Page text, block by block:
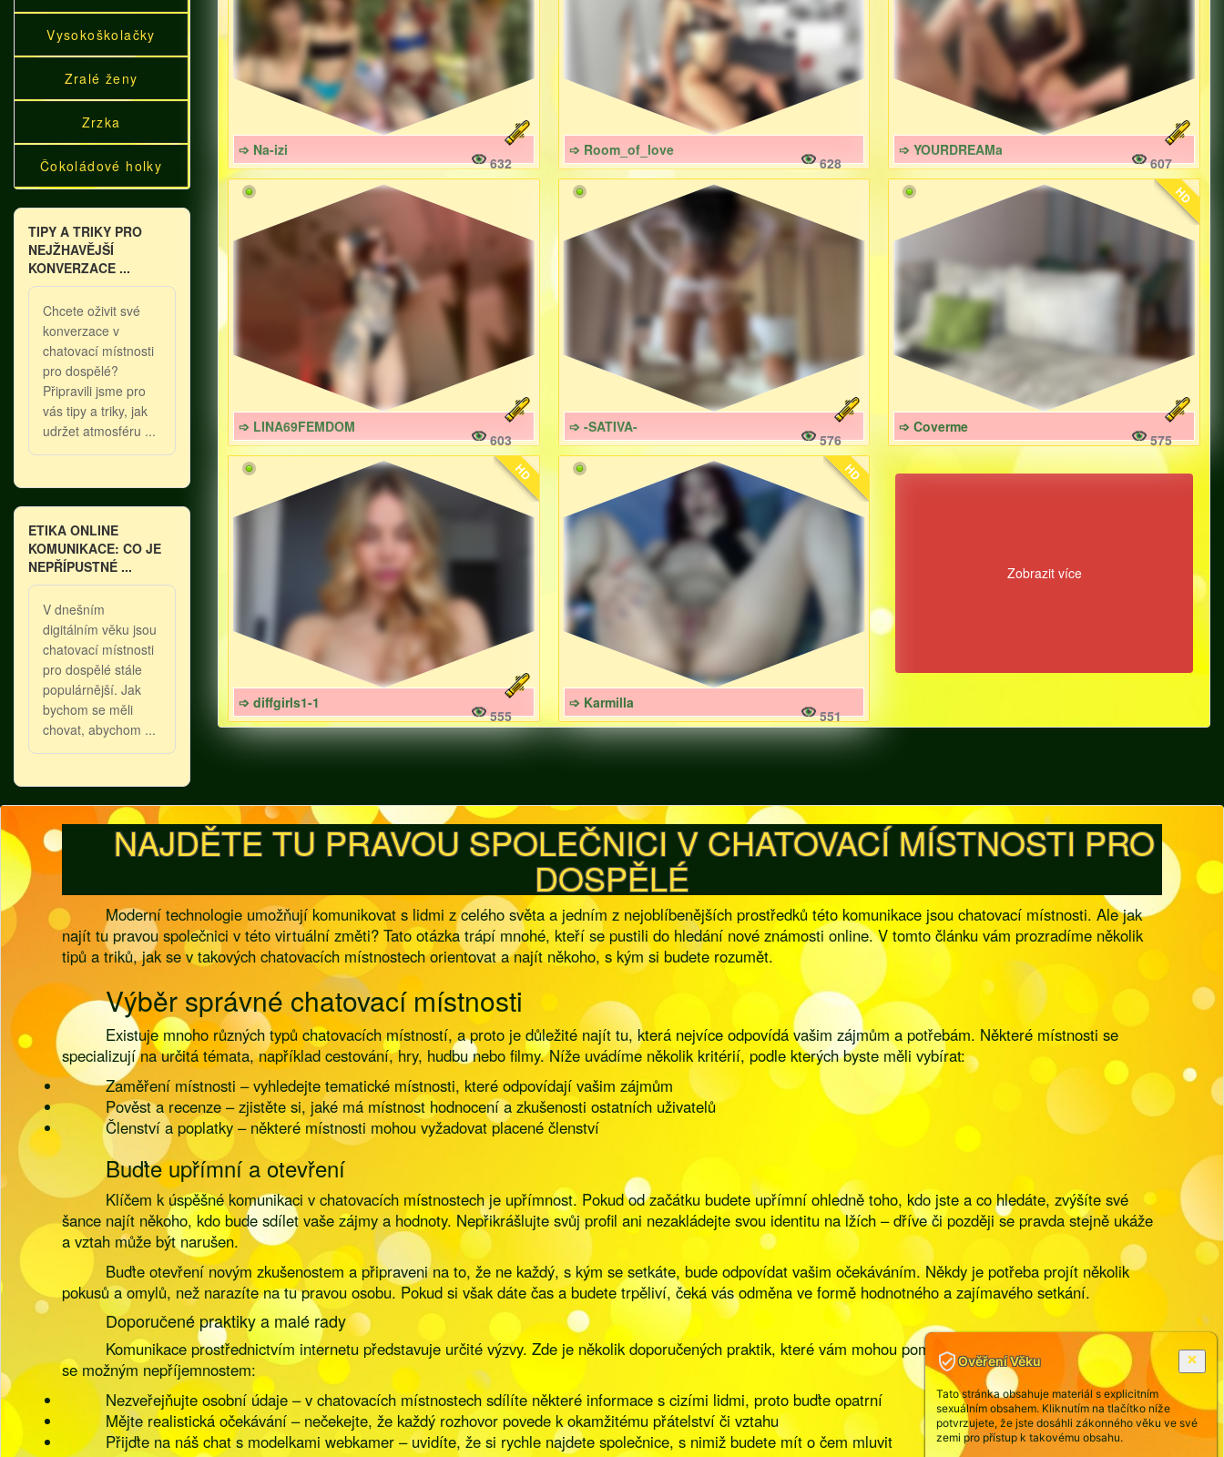
Vysokoškolačky
Zralé ženy
Zrzka
Čokoládové holky
TIPY A TRIKY PRO
NEJŽHAVĚJŠÍ
KONVERZACE ...
Chcete oživit své
konverzace v
chatovací místnosti
pro dospělé?
Připravili jsme pro
vás tipy a triky, jak
udržet atmosféru ...
ETIKA ONLINE
KOMUNIKACE: CO JE
NEPŘÍPUSTNÉ ...
V dnešním
digitálním věku jsou
chatovací místnosti
pro dospělé stále
populárnější. Jak
bychom se měli
chovat, abychom ...
➩ Na-izi
632
➩ Room_of_love
628
➩ YOURDREAMa
607
➩ LINA69FEMDOM
603
➩ -SATIVA-
576
HD
➩ Coverme
575
HD
➩ diffgirls1-1
555
HD
➩ Karmilla
551
Zobrazit více
NAJDĚTE TU PRAVOU SPOLEČNICI V CHATOVACÍ MÍSTNOSTI PRO
DOSPĚLÉ
Moderní technologie umožňují komunikovat s lidmi z celého světa a jedním z nejoblíbenějších prostředků této komunikace jsou chatovací místnosti. Ale jak
najít tu pravou společnici v této virtuální změti? Tato otázka trápí mnohé, kteří se pustili do hledání nové známosti online. V tomto článku vám prozradíme několik
tipů a triků, jak se v takových chatovacích místnostech orientovat a najít někoho, s kým si budete rozumět.
Výběr správné chatovací místnosti
Existuje mnoho různých typů chatovacích místností, a proto je důležité najít tu, která nejvíce odpovídá vašim zájmům a potřebám. Některé místnosti se
specializují na určitá témata, například cestování, hry, hudbu nebo filmy. Níže uvádíme několik kritérií, podle kterých byste měli vybírat:
Zaměření místnosti – vyhledejte tematické místnosti, které odpovídají vašim zájmům
Pověst a recenze – zjistěte si, jaké má místnost hodnocení a zkušenosti ostatních uživatelů
Členství a poplatky – některé místnosti mohou vyžadovat placené členství
Buďte upřímní a otevření
Klíčem k úspěšné komunikaci v chatovacích místnostech je upřímnost. Pokud od začátku budete upřímní ohledně toho, kdo jste a co hledáte, zvýšíte své
šance najít někoho, kdo bude sdílet vaše zájmy a hodnoty. Nepřikrášlujte svůj profil ani nezakládejte svou identitu na lžích – dříve či později se pravda stejně ukáže
a vztah může být narušen.
Buďte otevření novým zkušenostem a připraveni na to, že ne každý, s kým se setkáte, bude odpovídat vašim očekáváním. Někdy je potřeba projít několik
pokusů a omylů, než narazíte na tu pravou osobu. Pokud si však dáte čas a budete trpěliví, čeká vás odměna ve formě hodnotného a zajímavého setkání.
Doporučené praktiky a malé rady
Komunikace prostřednictvím internetu představuje určité výzvy. Zde je několik doporučených praktik, které vám mohou pomoci lépe se orientovat a vyhnout
se možným nepříjemnostem:
Nezveřejňujte osobní údaje – v chatovacích místnostech sdílíte některé informace s cizími lidmi, proto buďte opatrní
Mějte realistická očekávání – nečekejte, že každý rozhovor povede k okamžitému přátelství či vztahu
Přijďte na náš chat s modelkami webkamer – uvidíte, že si rychle najdete společnice, s nimiž budete mít o čem mluvit
Ověření Věku
Tato stránka obsahuje materiál s explicitním
sexuálním obsahem. Kliknutím na tlačítko níže
potvrzujete, že jste dosáhli zákonného věku ve své
zemi pro přístup k takovému obsahu.